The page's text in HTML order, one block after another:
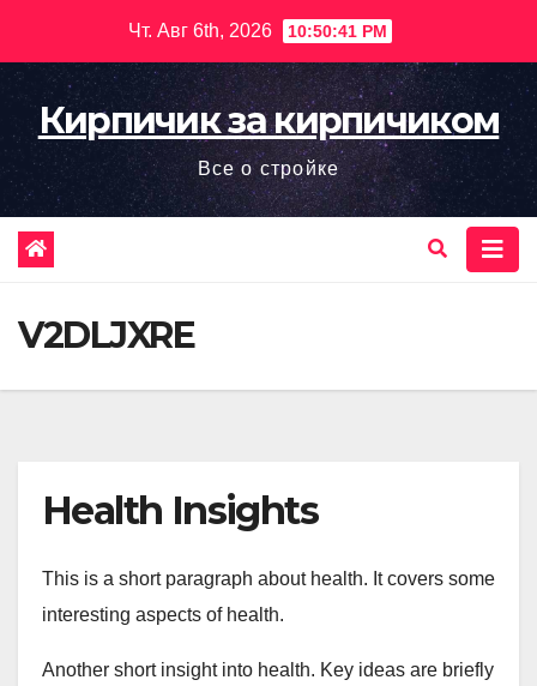
содержимому
Чт. Авг 6th, 2026 10:50:42 PM
Кирпичик за кирпичиком
Все о стройке
V2DLJXRE
Health Insights
This is a short paragraph about health. It covers some
interesting aspects of health.
Another short insight into health. Key ideas are briefly